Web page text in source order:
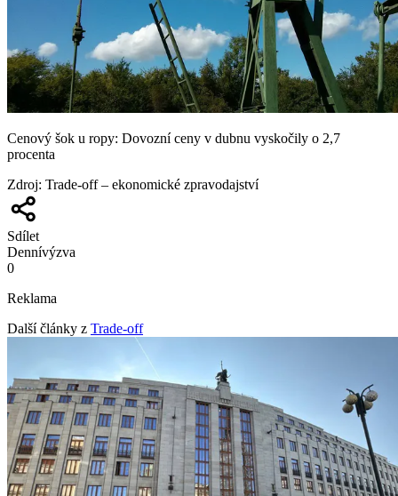
Cenový šok u ropy: Dovozní ceny v dubnu vyskočily o 2,7
procenta
Zdroj: Trade-off – ekonomické zpravodajství
Sdílet
Dennívýzva
0
Reklama
Další články z Trade-off